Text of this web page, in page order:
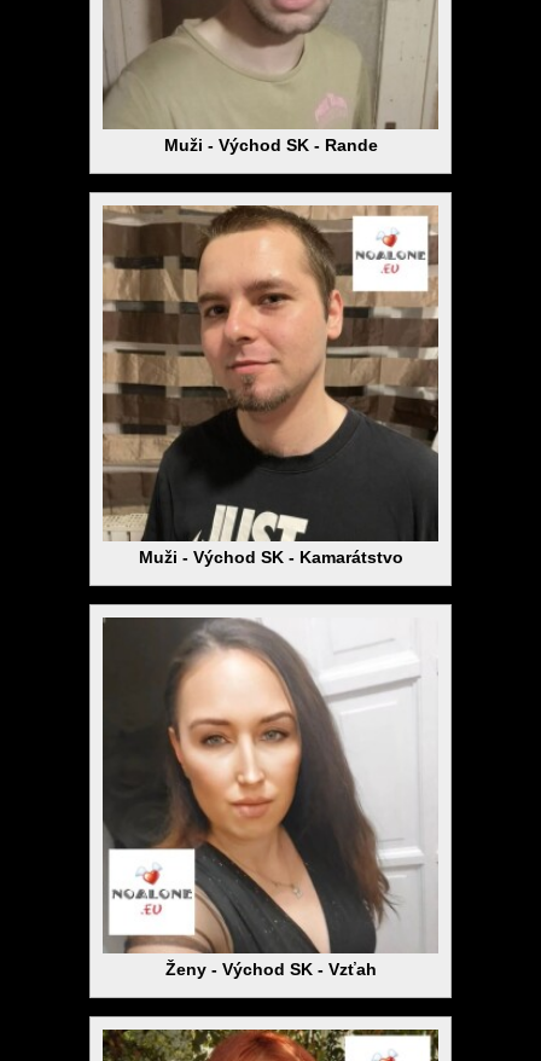
Muži - Východ SK - Rande
Muži - Východ SK - Kamarátstvo
Ženy - Východ SK - Vzťah